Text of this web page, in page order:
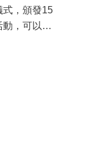
式，頒發15
，可以更